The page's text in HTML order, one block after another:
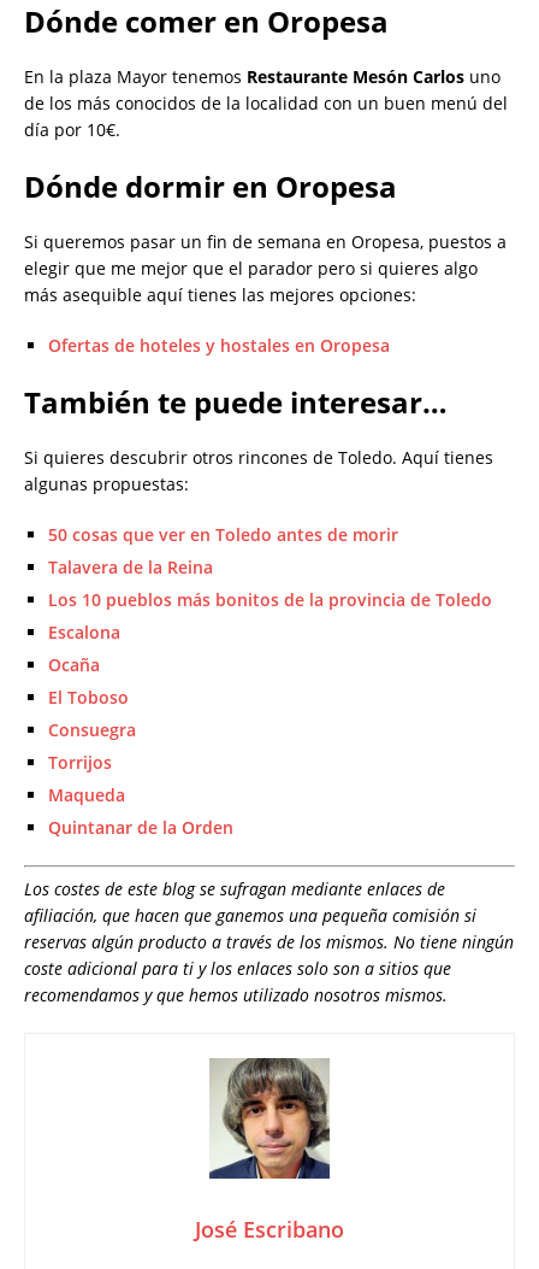
Dónde comer en Oropesa
En la plaza Mayor tenemos Restaurante Mesón Carlos uno
de los más conocidos de la localidad con un buen menú del
día por 10€.
Dónde dormir en Oropesa
Si queremos pasar un fin de semana en Oropesa, puestos a
elegir que me mejor que el parador pero si quieres algo
más asequible aquí tienes las mejores opciones:
Ofertas de hoteles y hostales en Oropesa
También te puede interesar…
Si quieres descubrir otros rincones de Toledo. Aquí tienes
algunas propuestas:
50 cosas que ver en Toledo antes de morir
Talavera de la Reina
Los 10 pueblos más bonitos de la provincia de Toledo
Escalona
Ocaña
El Toboso
Consuegra
Torrijos
Maqueda
Quintanar de la Orden
Los costes de este blog se sufragan mediante enlaces de
afiliación, que hacen que ganemos una pequeña comisión si
reservas algún producto a través de los mismos. No tiene ningún
coste adicional para ti y los enlaces solo son a sitios que
recomendamos y que hemos utilizado nosotros mismos.
José Escribano